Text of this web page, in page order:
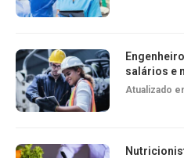
salários e
Atualizado